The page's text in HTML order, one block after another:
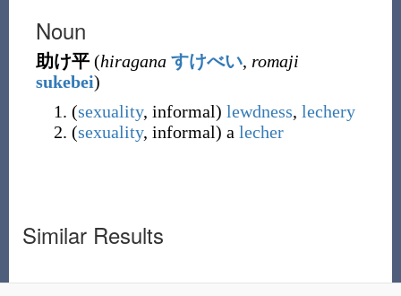
Noun
助け平 (hiragana すけべい, romaji
sukebei)
(sexuality, informal) lewdness, lechery
(sexuality, informal) a lecher
Similar Results